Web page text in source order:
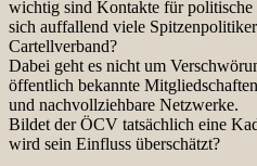
wichtig sind Kontakte für
sich auffallend viele
Cartellverband?
Dabei geht es nicht um
öffentlich bekannte
und nachvollziehbare Netzwerke.
Bildet der ÖCV tatsächlich eine
wird sein Einfluss überschätzt?